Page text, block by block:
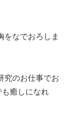
をなでおろしま
究のお仕事でお
癒しになれ